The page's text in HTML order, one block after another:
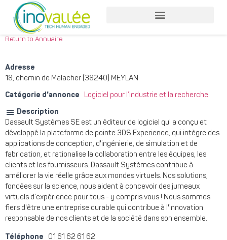
Return to Annuaire
Adresse
18, chemin de Malacher (38240) MEYLAN
Catégorie d'annonce Logiciel pour l’industrie et la recherche
Description
Dassault Systèmes SE est un éditeur de logiciel qui a conçu et
développé la plateforme de pointe 3DS Experience, qui intègre des
applications de conception, d'ingénierie, de simulation et de
fabrication, et rationalise la collaboration entre les équipes, les
clients et les fournisseurs. Dassault Systèmes contribue à
améliorer la vie réelle grâce aux mondes virtuels. Nos solutions,
fondées sur la science, nous aident à concevoir des jumeaux
virtuels d’expérience pour tous - y compris vous ! Nous sommes
fiers d'être une entreprise durable qui contribue à l'innovation
responsable de nos clients et de la société dans son ensemble.
Téléphone 01 61 62 61 62